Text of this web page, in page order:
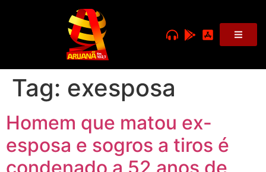
Tag: exesposa
Homem que matou ex-
esposa e sogros a tiros é